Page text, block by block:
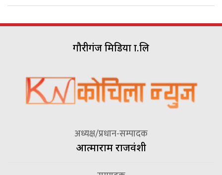
गौरीगंज मिडिया प्रा.लि
अध्यक्ष/प्रधान-सम्पादक
आत्माराम राजवंशी